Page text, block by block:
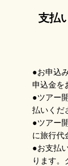
支払
●お申込
申込金を
●ツアー
払いくだ
●ツアー
に旅行代
●お支払
ります。